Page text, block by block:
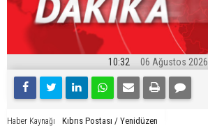
10:32 06 Ağustos 2026
Haber Kaynağı Kıbrıs Postası / Yenidüzen